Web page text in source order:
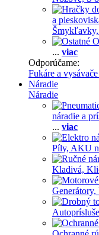
a
Šmykľavky,
... viac
Odporúčame:
Fukáre a
Náradie
Náradie
náradie a
... viac
Píly, AKU
Kladivá,
Generátory,